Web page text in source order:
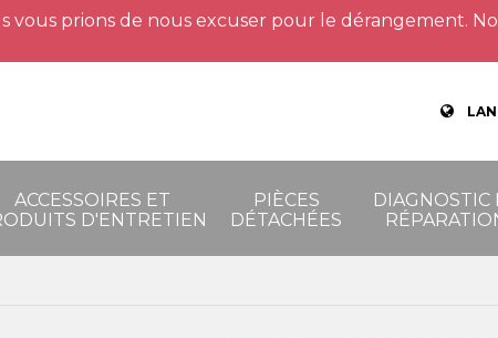
prions de nous excuser pour le dérangement.
ACCESSOIRES ET
D'ENTRETIEN
PIÈCES
DÉTACHÉES
DIAGNOSTIC